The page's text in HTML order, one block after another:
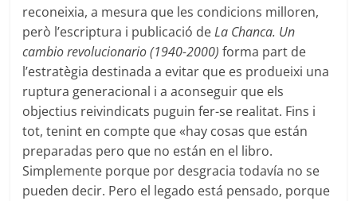
reconeixia, a mesura que les condicions milloren,
però l’escriptura i publicació deLa Chanca. Un
cambio revolucionario (1940-2000) forma part de
l’estratègia destinada a evitar que es produeixi una
ruptura generacional i a aconseguir que els
objectius reivindicats puguin fer-se realitat. Fins i
tot, tenint en compte que «hay cosas que están
preparadas pero que no están en el libro.
Simplemente porque por desgracia todavía no se
pueden decir. Pero el legado está pensado, porque